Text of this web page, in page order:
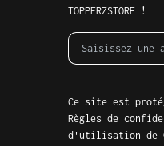
TOPPERZSTORE !
Ce site est
Règles de
d'utilisation de